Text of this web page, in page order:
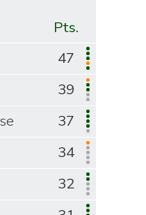
Pts.
47
39
37
34
32